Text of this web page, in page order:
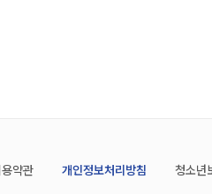
용약관 개인정보처리방침 청소년